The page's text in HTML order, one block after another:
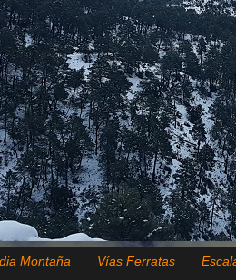
Montaña Vías Ferratas